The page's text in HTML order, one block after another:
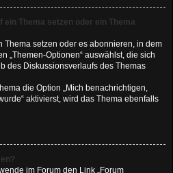
Thema setzen oder ein Thema
Thema setzen oder es abonnieren, in dem
„Themen-Optionen“ auswählst, die sich
des Diskussionsverlaufs des Themas
die Option „Mich benachrichtigen,
aktivierst, wird das Thema ebenfalls
im Forum den Link „Forum